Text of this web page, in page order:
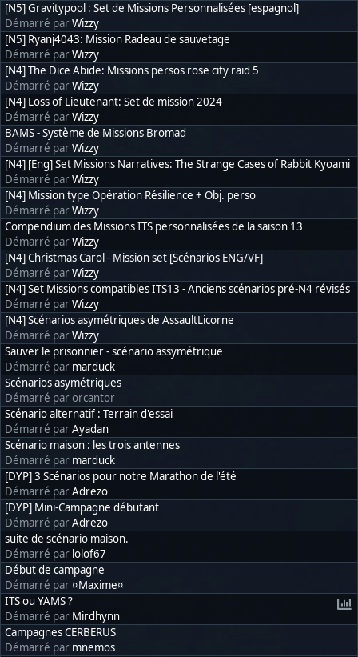
[N5] Gravitypool : Set de Missions Personnalisées [espagnol]
Démarré parWizzy
[N5] Ryanj4043: Mission Radeau de sauvetage
Démarré parWizzy
[N4] The Dice Abide: Missions persos rose city raid 5
Démarré parWizzy
[N4] Loss of Lieutenant: Set de mission 2024
Démarré parWizzy
BAMS - Système de Missions Bromad
Démarré parWizzy
[N4] [Eng] Set Missions Narratives: The Strange Cases of Rabbit Kyoami
Démarré parWizzy
[N4] Mission type Opération Résilience + Obj. perso
Démarré parWizzy
Compendium des Missions ITS personnalisées de la saison 13
Démarré parWizzy
[N4] Christmas Carol - Mission set [Scénarios ENG/VF]
Démarré parWizzy
[N4] Set Missions compatibles ITS13 - Anciens scénarios pré-N4 révisés
Démarré parWizzy
[N4] Scénarios asymétriques de AssaultLicorne
Démarré parWizzy
Sauver le prisonnier - scénario assymétrique
Démarré par marduck
Scénarios asymétriques
Démarré par orcantor
Scénario alternatif : Terrain d'essai
Démarré parAyadan
Scénario maison : les trois antennes
Démarré par marduck
[DYP] 3 Scénarios pour notre Marathon de l'été
Démarré parAdrezo
[DYP] Mini-Campagne débutant
Démarré parAdrezo
suite de scénario maison.
Démarré par lolof67
Début de campagne
Démarré par ¤Maxime¤
ITS ou YAMS ?
Démarré par Mirdhynn
Campagnes CERBERUS
Démarré par mnemos